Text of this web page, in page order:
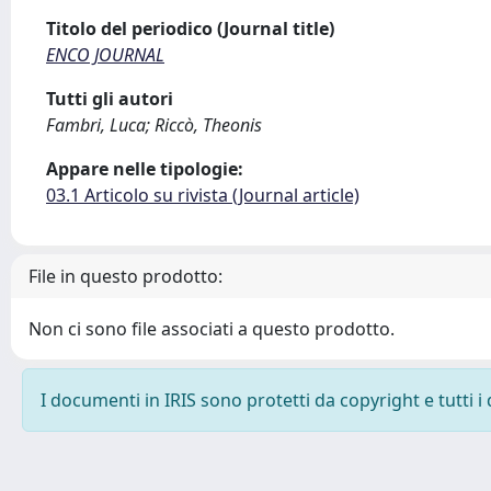
Titolo del periodico (Journal title)
ENCO JOURNAL
Tutti gli autori
Fambri, Luca; Riccò, Theonis
Appare nelle tipologie:
03.1 Articolo su rivista (Journal article)
File in questo prodotto:
Non ci sono file associati a questo prodotto.
I documenti in IRIS sono protetti da copyright e tutti